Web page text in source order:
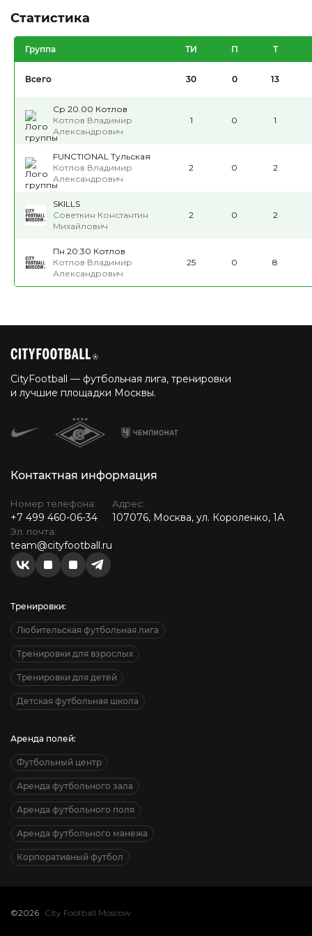
Статистика
Группа ТИ П Т
Всего 30 0 13
Ср 20.00 Котлов
Котлов Владимир
Александрович
1 0 1
FUNCTIONAL Тульская
Котлов Владимир
Александрович
2 0 2
SKILLS
Советкин Константин
Михайлович
2 0 2
Пн 20:30 Котлов
Котлов Владимир
Александрович
25 0 8
CityFootball — футбольная лига, тренировки
и лучшие площадки Москвы.
Контактная информация
Номер телефона:
+7 499 460-06-34
Эл. почта:
team@cityfootball.ru
Адрес:
107076, Москва, ул. Короленко, 1А
Тренировки:
Любительская футбольная лига
Тренировки для взрослых
Тренировки для детей
Детская футбольная школа
Аренда полей:
Футбольный центр
Аренда футбольного зала
Аренда футбольного поля
Аренда футбольного манежа
Корпоративный футбол
©2026 City Football Moscow